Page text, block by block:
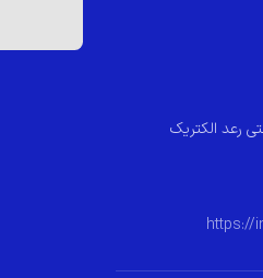
رعد الکتریک
https://